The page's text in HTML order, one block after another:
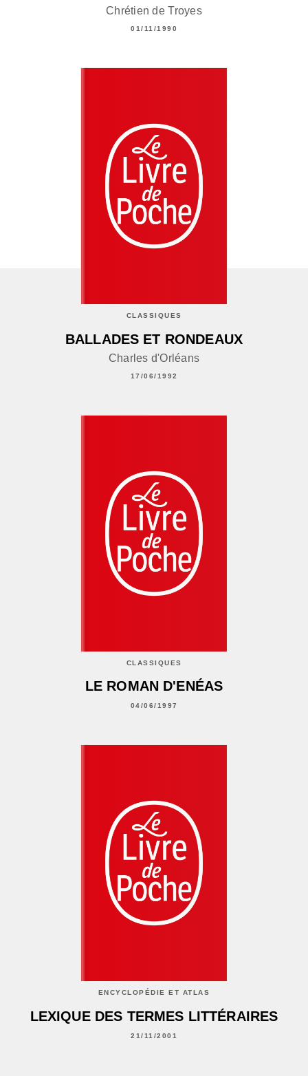
Chrétien de Troyes
01/11/1990
CLASSIQUES
BALLADES ET RONDEAUX
Charles d'Orléans
17/06/1992
CLASSIQUES
LE ROMAN D'ENÉAS
04/06/1997
ENCYCLOPÉDIE ET ATLAS
LEXIQUE DES TERMES LITTÉRAIRES
21/11/2001